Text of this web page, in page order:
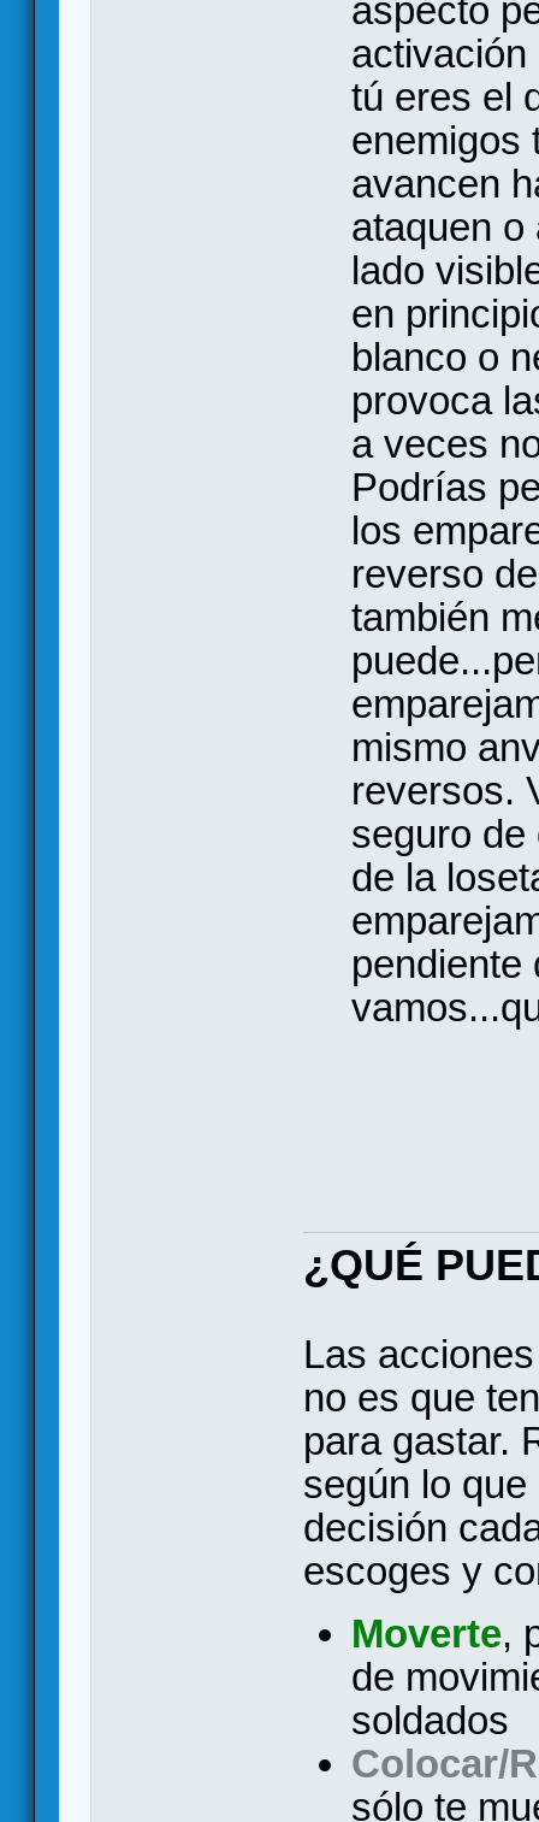
aspecto
activación
tú eres el
enemigos
avancen
ataquen o
lado
en
blanco o
provoca
a veces
Podrías
los
reverso
también
mismo
reversos.
seguro de
de la
pendiente
¿QUÉ
Las
no es que
para gastar.
según lo
decisión
escoges y
Moverte,
de
soldados
Colocar/
sólo te